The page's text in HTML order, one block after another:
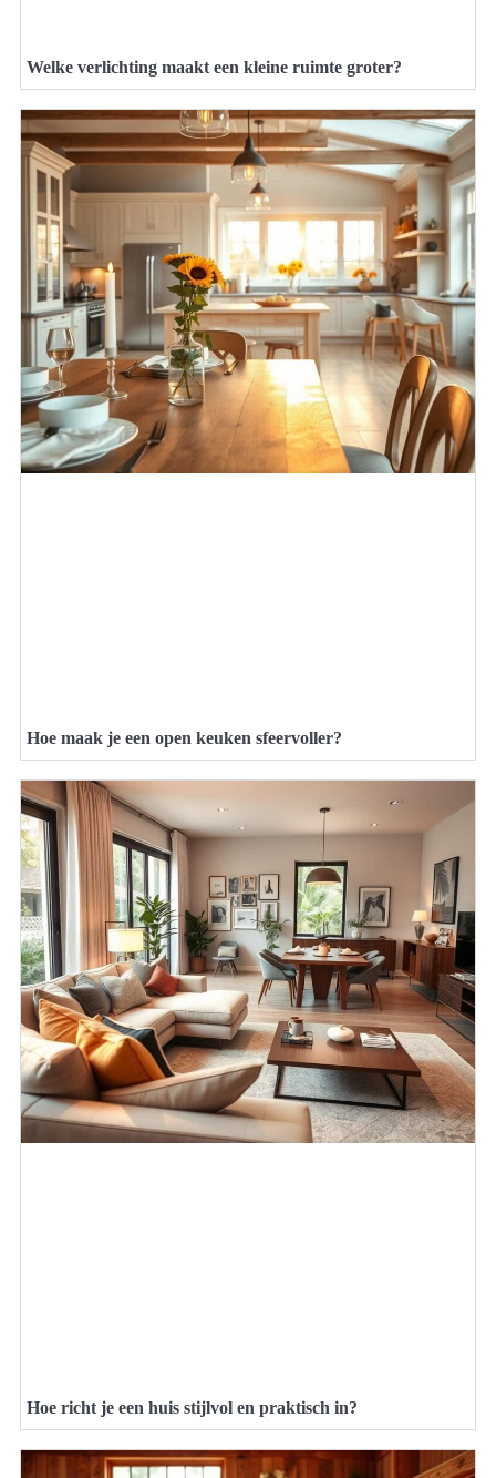
Welke verlichting maakt een kleine ruimte groter?
Hoe maak je een open keuken sfeervoller?
Hoe richt je een huis stijlvol en praktisch in?